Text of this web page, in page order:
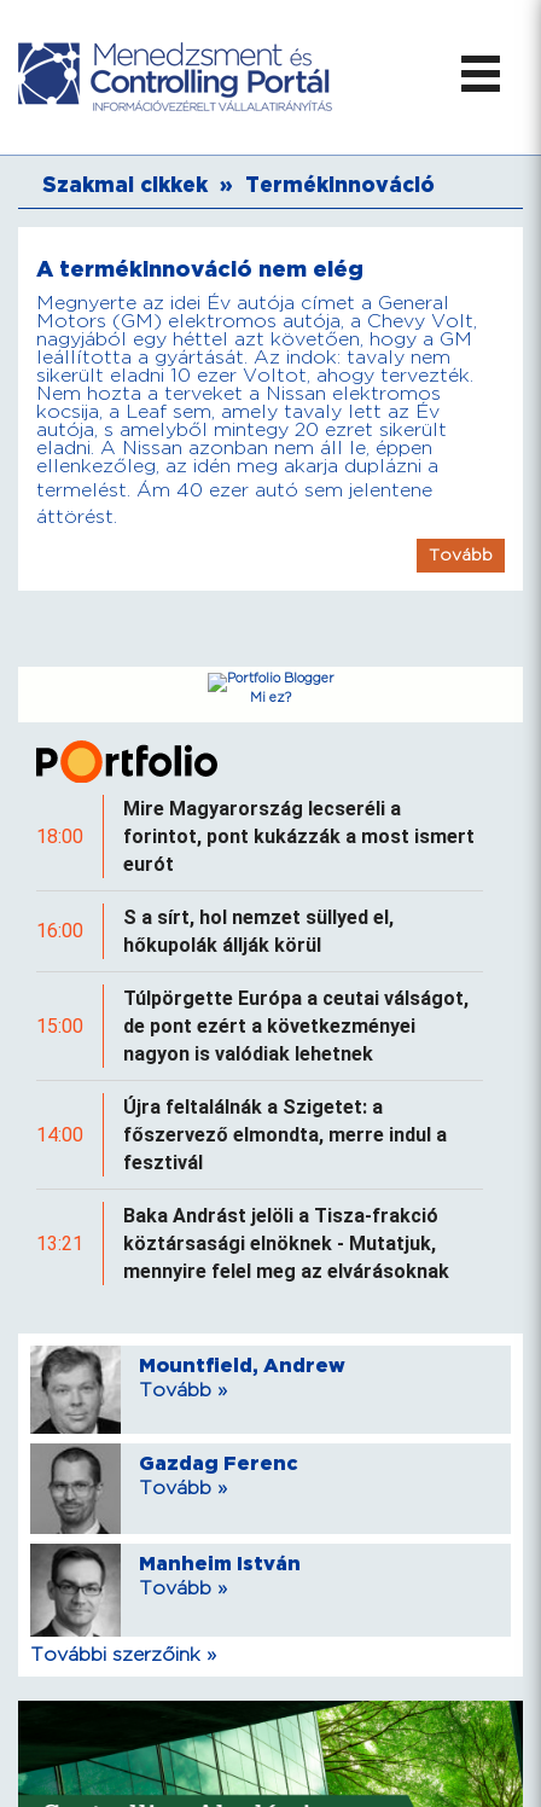
Szakmai cikkek » Termékinnováció
A termékinnováció nem elég
Megnyerte az idei Év autója címet a General
Motors (GM) elektromos autója, a Chevy Volt,
nagyjából egy héttel azt követően, hogy a GM
leállította a gyártását. Az indok: tavaly nem
sikerült eladni 10 ezer Voltot, ahogy tervezték.
Nem hozta a terveket a Nissan elektromos
kocsija, a Leaf sem, amely tavaly lett az Év
autója, s amelyből mintegy 20 ezret sikerült
eladni. A Nissan azonban nem áll le, éppen
ellenkezőleg, az idén meg akarja duplázni a
termelést. Ám 40 ezer autó sem jelentene
áttörést.
Tovább
Mi ez?
18:00
Mire Magyarország lecseréli a
forintot, pont kukázzák a most ismert
eurót
16:00
S a sírt, hol nemzet süllyed el,
hőkupolák állják körül
15:00
Túlpörgette Európa a ceutai válságot,
de pont ezért a következményei
nagyon is valódiak lehetnek
14:00
Újra feltalálnák a Szigetet: a
főszervező elmondta, merre indul a
fesztivál
13:21
Baka Andrást jelöli a Tisza-frakció
köztársasági elnöknek - Mutatjuk,
mennyire felel meg az elvárásoknak
Mountfield, Andrew
Tovább »
Gazdag Ferenc
Tovább »
Manheim István
Tovább »
További szerzőink »